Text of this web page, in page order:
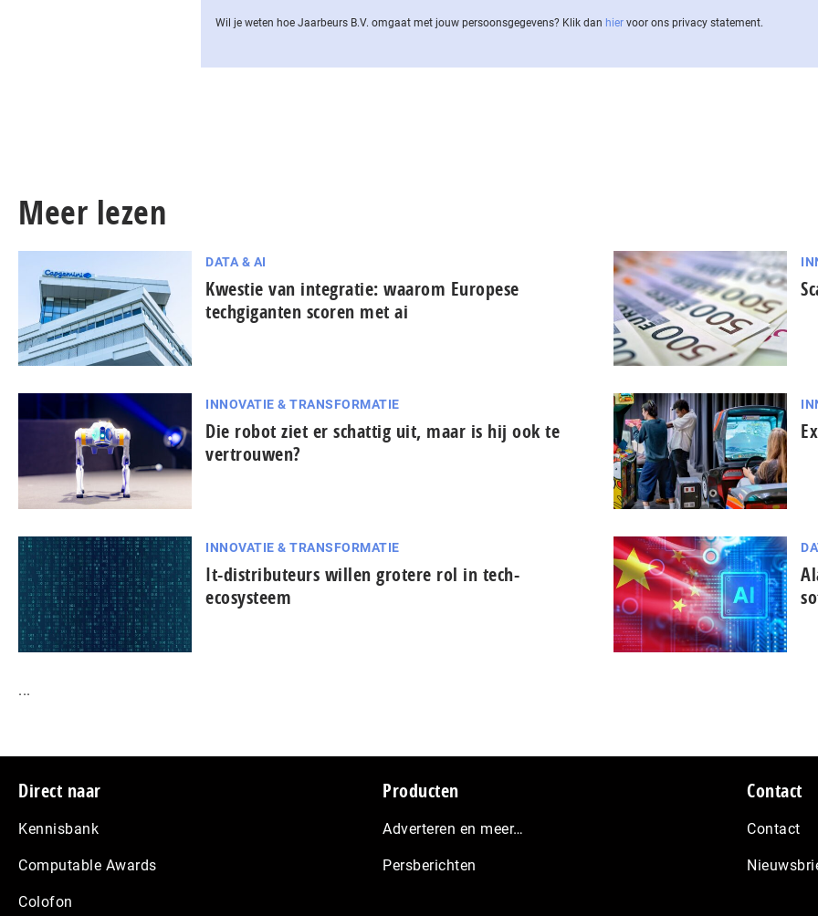
Wil je weten hoe Jaarbeurs B.V. omgaat met jouw per­soons­ge­ge­vens? Klik dan hier voor ons privacy statement.
Meer lezen
DATA & AI
Kwestie van integratie: waarom Europese
techgiganten scoren met ai
INNOVATIE & TRANSFORMATIE
Die robot ziet er schattig uit, maar is hij ook te
vertrouwen?
INNOVATIE & TRANSFORMATIE
It-dis­tri­bu­teurs willen grotere rol in tech-
ecosysteem
...
Footer
Direct naar
Kennisbank
Computable Awards
Colofon
Producten
Adverteren en meer…
Persberichten
Contact
Contact